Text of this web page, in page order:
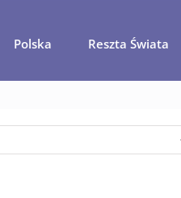
Polska Reszta Świata